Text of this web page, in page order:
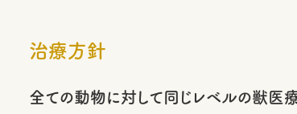
治療方針
全ての動物に対して同じレベルの獣医